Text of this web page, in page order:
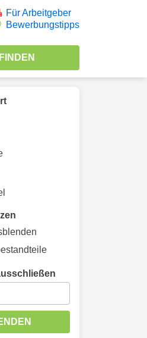
Für Arbeitgeber
Bewerbungstipps